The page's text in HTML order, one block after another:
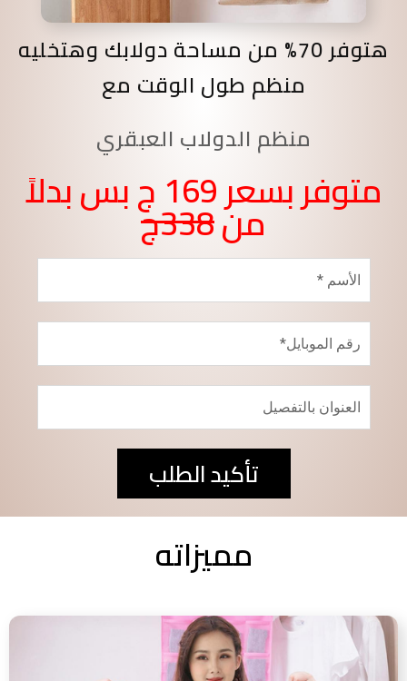
هتوفر 70% من مساحة دولابك وهتخليه
منظم طول الوقت مع
منظم الدولاب العبقري
متوفر بسعر 169 ج بس بدلاً
من338ج
تأكيد الطلب
مميزاته